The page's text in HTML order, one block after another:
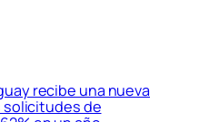
recibe una nueva
solicitudes de